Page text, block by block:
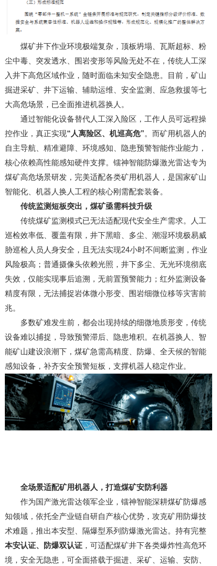
煤矿井下作业环境极端复杂，顶板坍塌、瓦斯超标、粉
尘中毒、突发透水、围岩变形等风险无处不在，传统人工深
入井下高危区域作业，随时面临未知安全隐患。目前，矿山
掘进采矿、井下运输、辅助运维、安全监测、应急救援等七
大高危场景，已全面推进机器换人。
通过智能化设备替代人工深入险区，工作人员可远程操
控作业，真正实现“人离险区、机巡高危”。而矿用机器人的
自主导航、精准避障、环境感知、隐患预警智能作业能力，
核心依赖高性能感知硬件支撑。镭神智能防爆激光雷达专为
煤矿高危场景研发，完美适配各类矿用机器人，是国家矿山
智能化、机器人换人工程的核心刚需配套装备。
传统监测短板突出 ，煤矿亟需科技升级
传统煤矿监测模式已无法适配现代安全生产需求。人工
巡检效率低、覆盖有限，井下黑暗、多尘、潮湿环境极易威
胁巡检人员人身安全，且无法实现24小时不间断监测，作业
风险极高；普通摄像头依赖光照，井下多尘、无光环境彻底
失效，仅能实现事后追溯，无前置预警能力；红外监测设备
精度有限，无法捕捉岩体微小形变、围岩细微位移等灾害前
兆。
多数矿难发生前，都会出现持续的细微地质形变，传统
设备难以捕捉，导致预警滞后、隐患堆积。在机器换人、智
能矿山建设浪潮下，煤矿急需高精度、防爆、全天候的智能
感知设备，补齐安全预警短板，支撑机器人稳定作业。
全场景适配矿用机器人，打造煤矿安防利器
作为国产激光雷达领军企业，镭神智能深耕煤矿防爆感
知领域，依托全产业链自研自产核心优势，攻克矿用防爆技
术难题，推出本安型、隔爆型系列防爆激光雷达。持有完整
本安认证、防爆双认证 ，可适配煤矿井下各类爆炸性高危环
境，安全无隐患，可全面搭载于掘进、采矿、运输、安防、